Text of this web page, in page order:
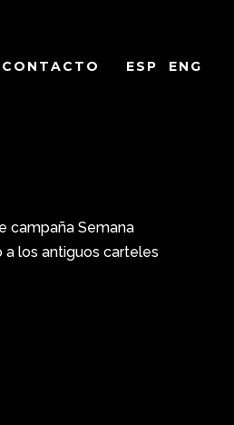
CONTACTO ESP ENG
campaña Semana
a los antiguos carteles